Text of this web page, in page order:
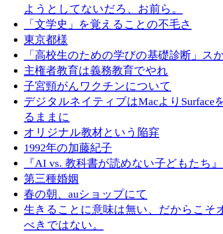
ようとしてないだろ、お前ら。
「文学史」を覚えることの不毛さ
東京都様
「高校生のための学びの基礎診断」ス
主権者教育は義務教育でやれ
子宮頸がんワクチンについて
デジタルネイティブはMacよりSurface
るままに
オリジナル教材という陥穽
1992年の加藤紀子
『AI vs. 教科書が読めない子どもたち
第三種婚姻
春の朝、auショップにて
生きることに意味は無い、だからこそ
べきではない。